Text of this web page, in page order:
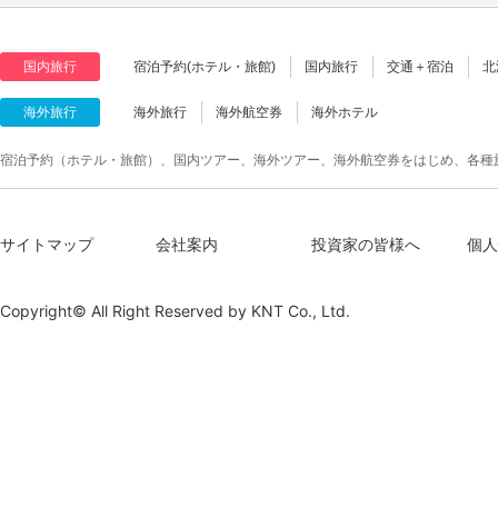
国内旅行 宿泊予約(ホテル・旅館) 国内旅行 交通＋宿泊
海外旅行 海外旅行 海外航空券 海外ホテル
宿泊予約（ホテル・旅館）、国内ツアー、海外ツアー、海外航空券をはじめ、各
サイトマップ 会社案内 投資家の皆様へ 個
Copyright© All Right Reserved by KNT Co., Ltd.